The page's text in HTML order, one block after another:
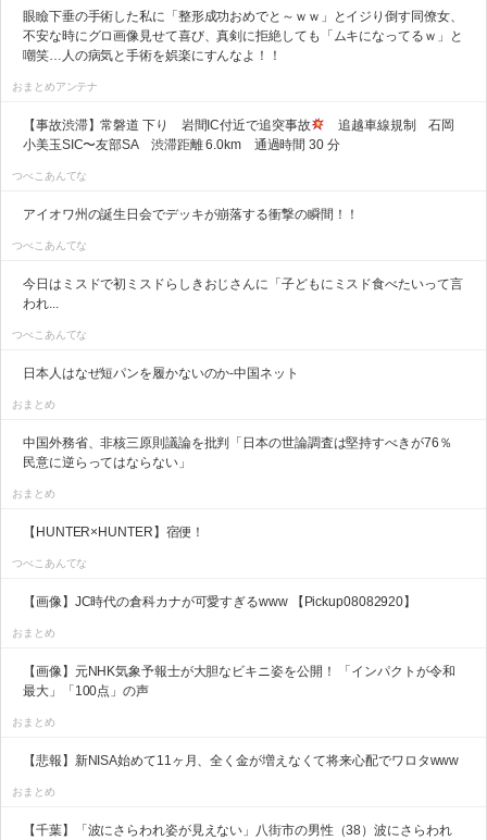
眼瞼下垂の手術した私に「整形成功おめでと～ｗｗ」とイジり倒す同僚女、
不安な時にグロ画像見せて喜び、真剣に拒絶しても「ムキになってるｗ」と
嘲笑…人の病気と手術を娯楽にすんなよ！！
おまとめアンテナ
【事故渋滞】常磐道 下り 岩間IC付近で追突事故
追越車線規制 石岡
小美玉SIC〜友部SA 渋滞距離 6.0km 通過時間 30 分
つべこあんてな
アイオワ州の誕生日会でデッキが崩落する衝撃の瞬間！！
つべこあんてな
今日はミスドで初ミスドらしきおじさんに「子どもにミスド食べたいって言
われ...
つべこあんてな
日本人はなぜ短パンを履かないのか-中国ネット
おまとめ
中国外務省、非核三原則議論を批判「日本の世論調査は堅持すべきが76％
民意に逆らってはならない」
おまとめ
【HUNTER×HUNTER】宿便！
つべこあんてな
【画像】JC時代の倉科カナが可愛すぎるwww 【Pickup08082920】
おまとめ
【画像】元NHK気象予報士が大胆なビキニ姿を公開！ 「インパクトが令和
最大」「100点」の声
おまとめ
【悲報】新NISA始めて11ヶ月、全く金が増えなくて将来心配でワロタwww
おまとめ
【千葉】「波にさらわれ姿が見えない」八街市の男性（38）波にさらわれ